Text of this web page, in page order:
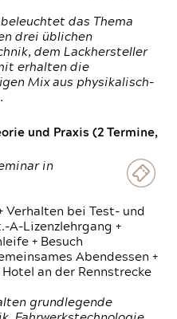
das Thema
drei üblichen
dem Lackhersteller
erhalten die
Mix aus physikalisch-
und Praxis (2 Termine,
in
Verhalten bei Test- und
A-Lizenzlehrgang +
+ Besuch
Abendessen +
an der Rennstrecke
grundlegende